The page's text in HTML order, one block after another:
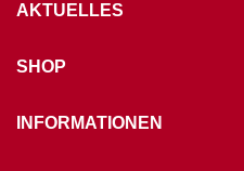
AKTUELLES
SHOP
INFORMATIONEN